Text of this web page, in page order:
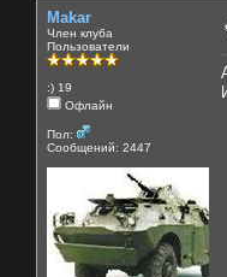
Makar
Член клуба
Пользователи
:) 19
Офлайн
Пол:
Сообщений: 2447